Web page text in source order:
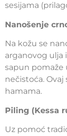
sesijama
Nanošenje
Na kožu se
arganovog ulja
sapun pomaže
nečistoća.
hamama.
Piling (Kessa
Uz pomoć